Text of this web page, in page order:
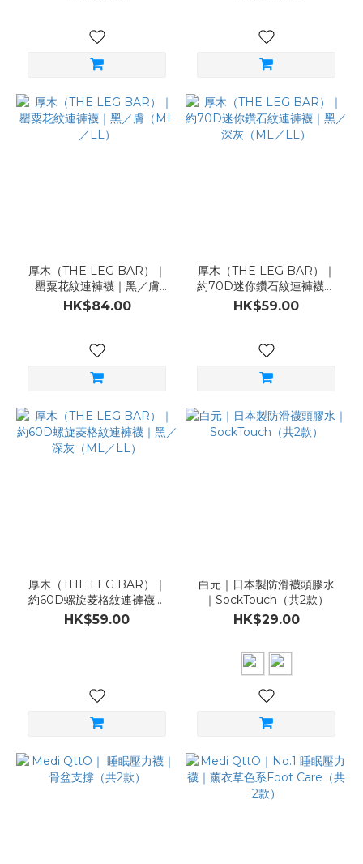
厚木（THE LEG BAR）｜
罌粟花紋連褲襪｜黑／膚
（ML／LL）
HK$84.00
厚木（THE LEG BAR）｜
約70D迷你鑽石紋連褲襪｜
黑／深灰（ML／LL）
HK$59.00
厚木（THE LEG BAR）｜
約60D螺旋菱格紋連褲襪｜
黑／深灰（ML／LL）
HK$59.00
白元｜日本製防滑襪頭膠水
｜SockTouch（共2款）
HK$29.00